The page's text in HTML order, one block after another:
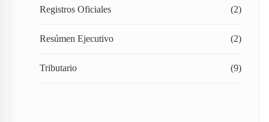
Registros Oficiales (2)
Resúmen Ejecutivo (2)
Tributario (9)